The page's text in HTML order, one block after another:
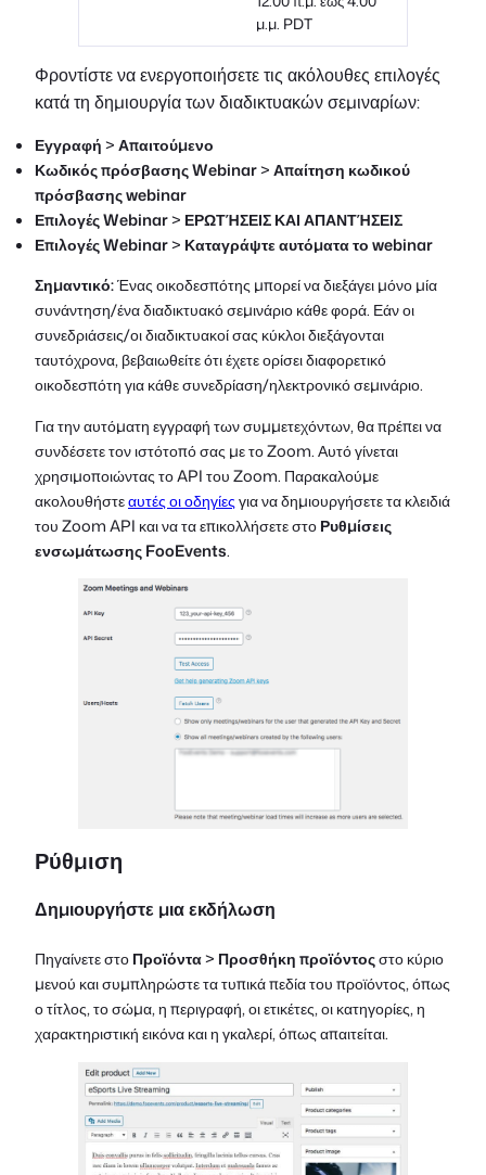
μ.μ. PDT
Φροντίστε να ενεργοποιήσετε τις ακόλουθες επιλογές
κατά τη δημιουργία των διαδικτυακών σεμιναρίων:
Εγγραφή>Απαιτούμενο
Κωδικός πρόσβασης Webinar>Απαίτηση κωδικού
πρόσβασης webinar
Επιλογές Webinar> ΕΡΩΤΉΣΕΙΣ ΚΑΙ ΑΠΑΝΤΉΣΕΙΣ
Επιλογές Webinar> Καταγράψτε αυτόματα το webinar
Σημαντικό:Ένας οικοδεσπότης μπορεί να διεξάγει μόνο μία
συνάντηση/ένα διαδικτυακό σεμινάριο κάθε φορά. Εάν οι
συνεδριάσεις/οι διαδικτυακοί σας κύκλοι διεξάγονται
ταυτόχρονα, βεβαιωθείτε ότι έχετε ορίσει διαφορετικό
οικοδεσπότη για κάθε συνεδρίαση/ηλεκτρονικό σεμινάριο.
Για την αυτόματη εγγραφή των συμμετεχόντων, θα πρέπει να
συνδέσετε τον ιστότοπό σας με το Zoom. Αυτό γίνεται
χρησιμοποιώντας το API του Zoom. Παρακαλούμε
ακολουθήστεαυτές οι οδηγίεςγια να δημιουργήσετε τα κλειδιά
του Zoom API και να τα επικολλήσετε στοΡυθμίσεις
ενσωμάτωσης FooEvents.
Ρύθμιση
Δημιουργήστε μια εκδήλωση
Πηγαίνετε στοΠροϊόντα> Προσθήκη προϊόντοςστο κύριο
μενού και συμπληρώστε τα τυπικά πεδία του προϊόντος, όπως
ο τίτλος, το σώμα, η περιγραφή, οι ετικέτες, οι κατηγορίες, η
χαρακτηριστική εικόνα και η γκαλερί, όπως απαιτείται.